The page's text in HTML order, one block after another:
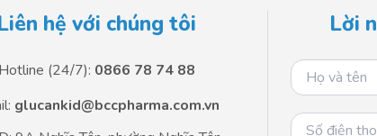
hệ với chúng tôi
Hotline (24/7): 0866 78 74 88
glucankid@bccpharma.com.vn
Lời